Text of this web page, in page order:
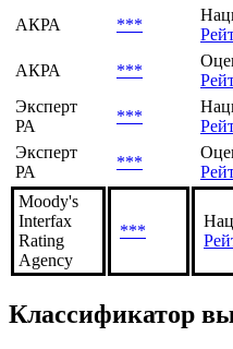
АКРА ***
АКРА
***
Эксперт
РА
***
Эксперт
РА
***
Moody's
Interfax
Rating
Agency
***
Классификатор